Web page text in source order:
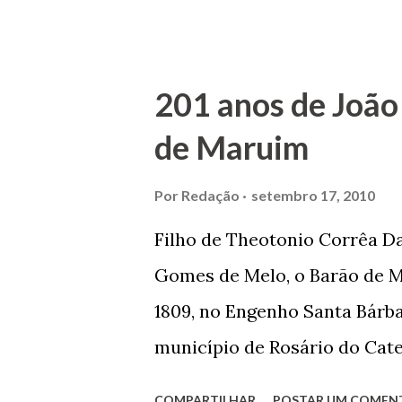
se dedicar aos estudos, e
primeiro plano para auxiliar
garçon, dono de bar, de
incontáveis vezes que
normal em trocas de gorjetas
201 anos de
de Maruim
Por Redação setembro 17, 2010
Filho de Theotonio Corrêa
Gomes de Melo, o Barão de
1809, no Engenho Santa
município de Rosário do